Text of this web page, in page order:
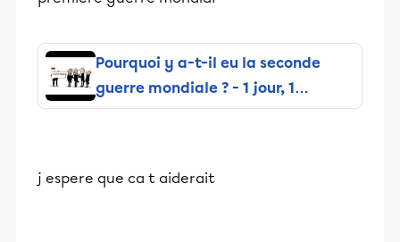
Pourquoi y a-t-il eu la seconde
guerre mondiale ? - 1 jour, 1
question
j espere que ca t aiderait